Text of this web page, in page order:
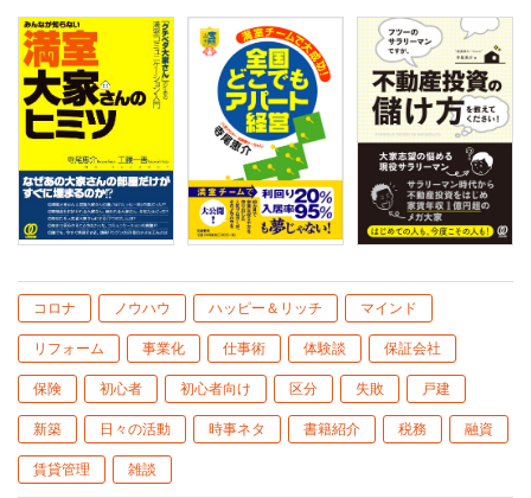
コロナ ノウハウ ハッピー＆リッチ マインド
リフォーム 事業化 仕事術 体験談 保証会社
保険 初心者 初心者向け 区分 失敗 戸建
新築 日々の活動 時事ネタ 書籍紹介 税務 融資
賃貸管理 雑談